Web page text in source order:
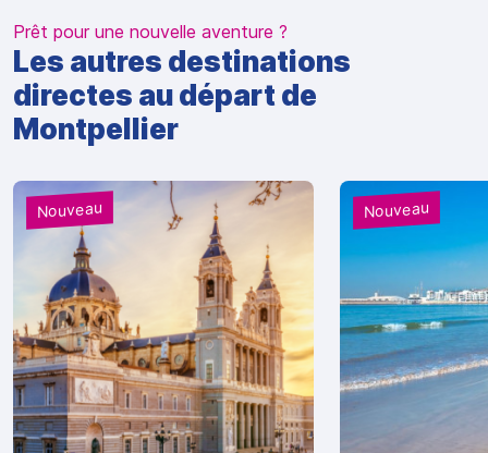
Prêt pour une nouvelle aventure ?
Les autres destinations
directes au départ de
Montpellier
Nouveau Nouveau